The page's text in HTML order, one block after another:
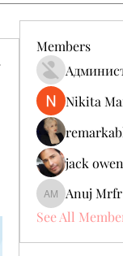
Members
Nikita
jack owen
Anuj Mrfr
Anuj Mrfr
See All